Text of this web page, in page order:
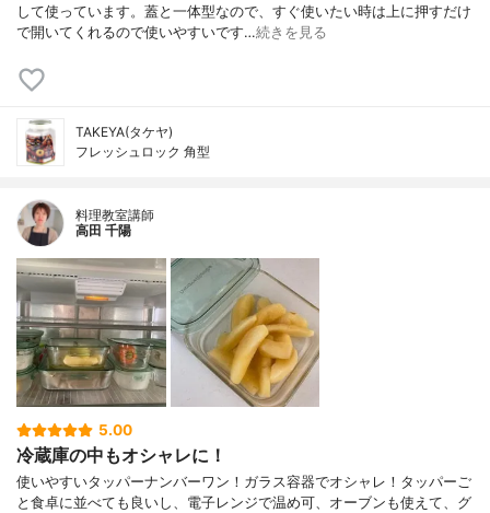
して使っています。蓋と一体型なので、すぐ使いたい時は上に押すだけ
で開いてくれるので使いやすいです…続きを見る
TAKEYA(タケヤ)
フレッシュロック 角型
料理教室講師
高田 千陽
5.00
冷蔵庫の中もオシャレに！
使いやすいタッパーナンバーワン！ガラス容器でオシャレ！タッパーご
と食卓に並べても良いし、電子レンジで温め可、オーブンも使えて、グ